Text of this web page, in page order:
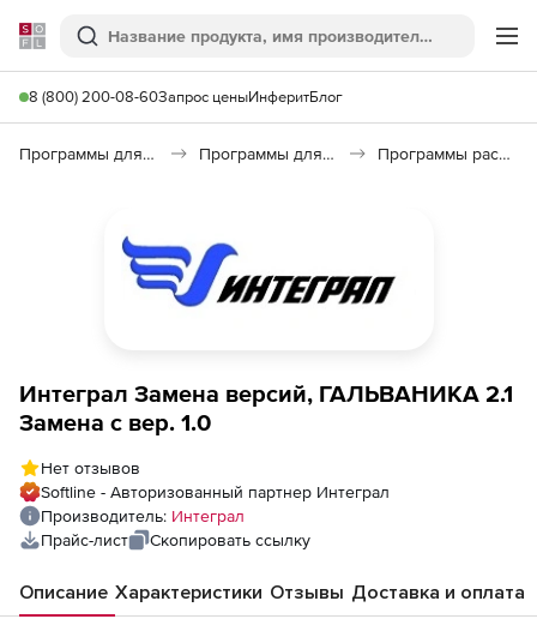
Softline
Поиск
8 (800) 200-08-60Запрос ценыИнферитБлог
Программы для образования и науки Программы для научных расчетов Программы расчета величин выбросов загрязняющих веществ от различных производств от компании «Интеграл»
Интеграл Замена версий, ГАЛЬВАНИКА 2.1
Замена с вер. 1.0
Нет отзывов
Softline - Авторизованный партнер Интеграл
Производитель: Интеграл
Прайс-лист
Скопировать ссылку
Описание Характеристики Отзывы Доставка и оплата